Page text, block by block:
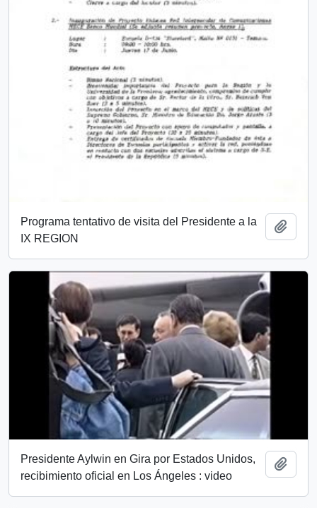
Programa tentativo de visita del Presidente a la
IX REGION
Presidente Aylwin en Gira por Estados Unidos,
recibimiento oficial en Los Ángeles : video